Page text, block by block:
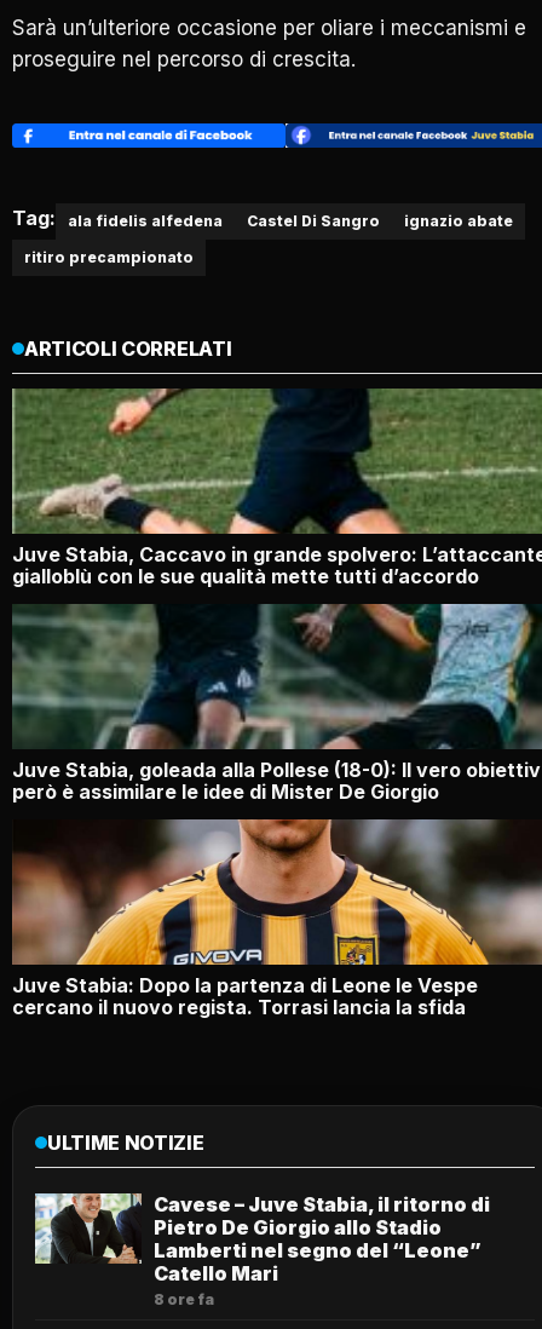
Sarà un’ulteriore occasione per oliare i meccanismi e
proseguire nel percorso di crescita.
Tag: ala fidelis alfedena Castel Di Sangro
ignazio abate
ritiro precampionato
ARTICOLI CORRELATI
Juve Stabia, Caccavo in grande spolvero:
gialloblù con le sue qualità mette tutti d’accordo
Juve Stabia, goleada alla Pollese (18-0): Il vero
però è assimilare le idee di Mister De Giorgio
Juve Stabia: Dopo la partenza di Leone le Vespe
cercano il nuovo regista. Torrasi lancia la sfida
ULTIME NOTIZIE
Cavese – Juve Stabia, il ritorno di
Pietro De Giorgio allo Stadio
Lamberti nel segno del “Leone”
Catello Mari
8 ore fa